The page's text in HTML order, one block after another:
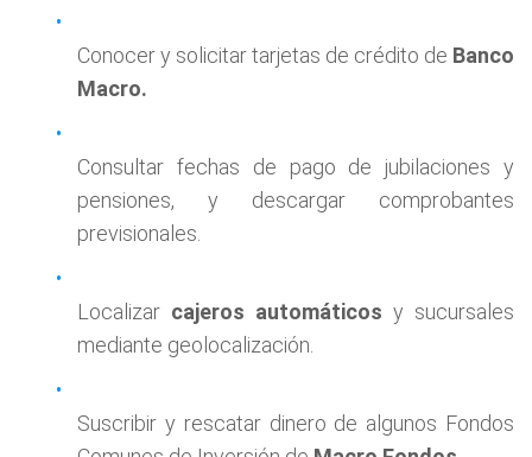
Conocer y solicitar tarjetas de crédito de Banco
Macro.
Consultar fechas de pago de jubilaciones y
pensiones, y descargar comprobantes
previsionales.
Localizar cajeros automáticos y sucursales
mediante geolocalización.
Suscribir y rescatar dinero de algunos Fondos